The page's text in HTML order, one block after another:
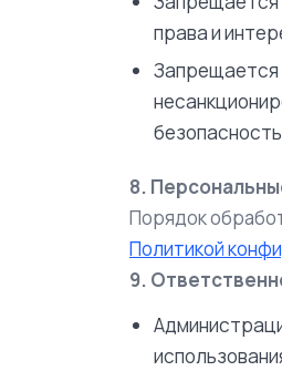
права и
Запрещается
8.
Порядок
Политикой
9.